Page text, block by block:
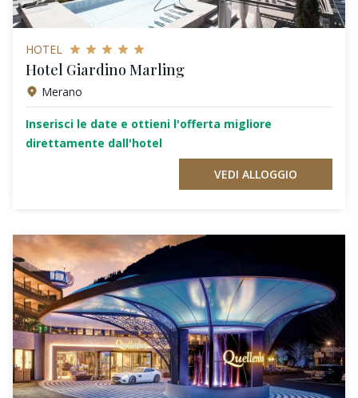
HOTEL
Hotel Giardino Marling
Merano
Inserisci le date e ottieni l'offerta migliore
direttamente dall'hotel
VEDI ALLOGGIO